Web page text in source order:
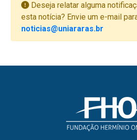
Deseja relatar alguma
esta notícia? Envie um e-mail
noticias@uniararas.br